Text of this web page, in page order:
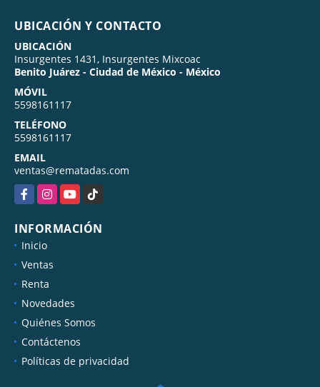
UBICACIÓN Y CONTACTO
UBICACIÓN
Insurgentes 1431, Insurgentes Mixcoac
Benito Juárez - Ciudad de México - México
MÓVIL
5598161117
TELÉFONO
5598161117
EMAIL
ventas@rematadas.com
FacebookInstagramYouTubeTikTok
INFORMACIÓN
Inicio
Ventas
Renta
Novedades
Quiénes Somos
Contáctenos
Políticas de privacidad